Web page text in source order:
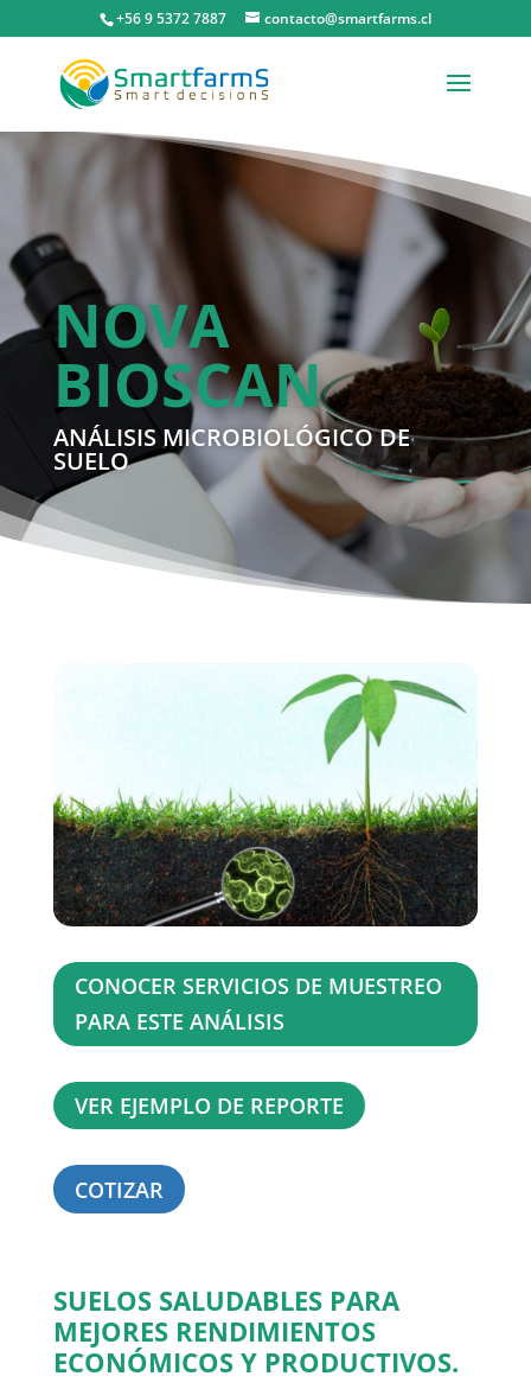
+56 9 5372 7887 contacto@smartfarms.cl
NOVA
BIOSCAN
ANÁLISIS MICROBIOLÓGICO DE
SUELO
CONOCER SERVICIOS DE MUESTREO
PARA ESTE ANÁLISIS
VER EJEMPLO DE REPORTE
COTIZAR
SUELOS SALUDABLES PARA
MEJORES RENDIMIENTOS
ECONÓMICOS Y PRODUCTIVOS.